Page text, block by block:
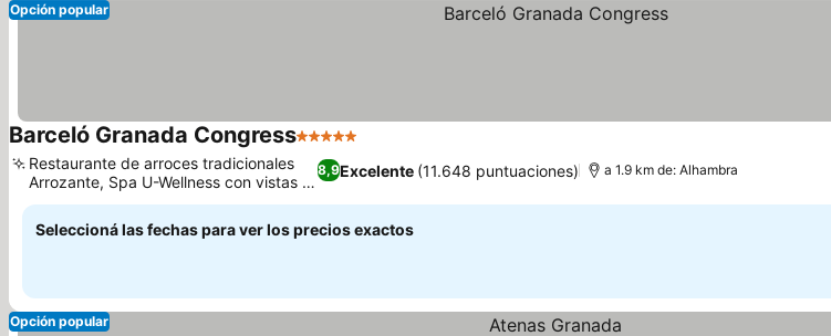
Opción popular
Barceló Granada Congress5 Estrellas
8,9Excelente (11.648 puntuaciones)
Restaurante de arroces tradicionales
Arrozante, Spa U-Wellness con vistas a
la Alhambra
a 1.9 km de: Alhambra
Seleccioná las fechas para ver los precios exactos
Opción popular